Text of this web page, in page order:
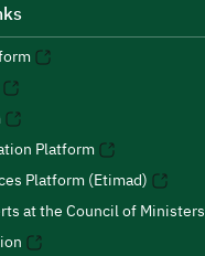
Platform
Platform (Etimad)
at the Council of Ministers